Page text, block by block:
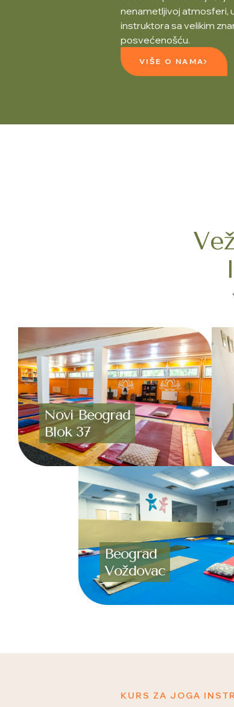
nenametljivoj atmosferi,
instruktora sa velikim
posvećenošću.
VIŠE O NAMA
Novi Beograd
Blok 37
Beograd
Voždovac
KURS ZA JOGA